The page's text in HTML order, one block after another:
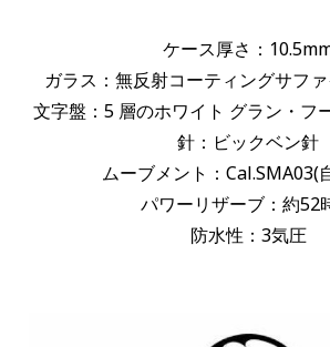
ケース厚さ：
ガラス：無反射コーティングサフ
文字盤：5 層のホワイト グラン・フ
針：ビックベン針
ムーブメント：Cal.SMA03(
パワーリザーブ：約52
防水性：3気圧